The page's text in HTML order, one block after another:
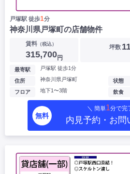
戸塚駅 徒歩1分
神奈川県戸塚町の店舗物件
賃料（税込）
315,700円
坪数
最寄駅 戸塚駅 徒歩1分
住所 神奈川県戸塚町
フロア 地下1〜3階
状態
飲食
無料
＼ 簡単1分で完
内見予約・お問